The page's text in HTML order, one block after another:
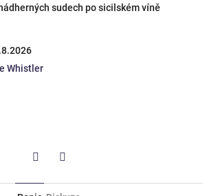
sudech po sicilském víně
Whistler